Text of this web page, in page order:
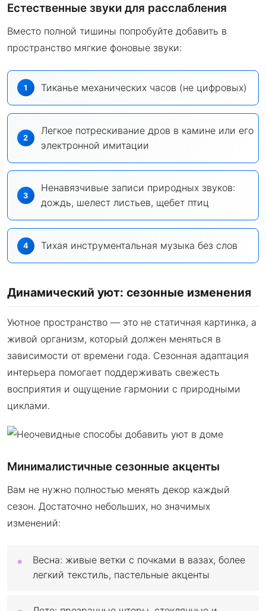
Естественные звуки для расслабления
Вместо полной тишины попробуйте добавить в
пространство мягкие фоновые звуки:
Тиканье механических часов (не цифровых)
Легкое потрескивание дров в камине или его
электронной имитации
Ненавязчивые записи природных звуков:
дождь, шелест листьев, щебет птиц
Тихая инструментальная музыка без слов
Динамический уют: сезонные изменения
Уютное пространство — это не статичная картинка, а
живой организм, который должен меняться в
зависимости от времени года. Сезонная адаптация
интерьера помогает поддерживать свежесть
восприятия и ощущение гармонии с природными
циклами.
Минималистичные сезонные акценты
Вам не нужно полностью менять декор каждый
сезон. Достаточно небольших, но значимых
изменений:
Весна: живые ветки с почками в вазах, более
легкий текстиль, пастельные акценты